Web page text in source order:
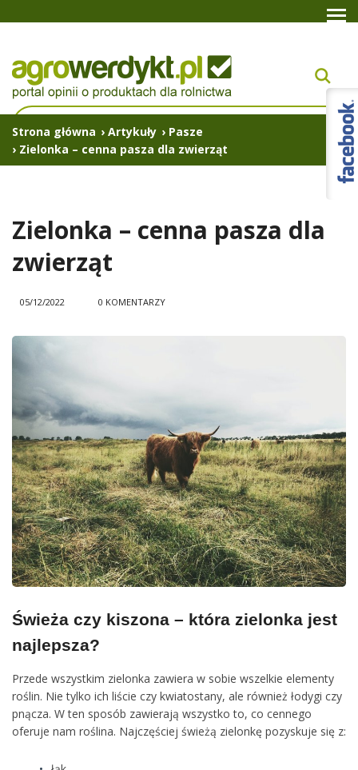
Strona główna › Artykuły › Pasze
› Zielonka – cenna pasza dla zwierząt
Zielonka – cenna pasza dla
zwierząt
05/12/2022 0 KOMENTARZY
Świeża czy kiszona – która zielonka jest
najlepsza?
Przede wszystkim zielonka zawiera w sobie wszelkie elementy
roślin. Nie tylko ich liście czy kwiatostany, ale również łodygi czy
pnącza. W ten sposób zawierają wszystko to, co cennego
oferuje nam roślina. Najczęściej świeżą zielonkę pozyskuje się z: